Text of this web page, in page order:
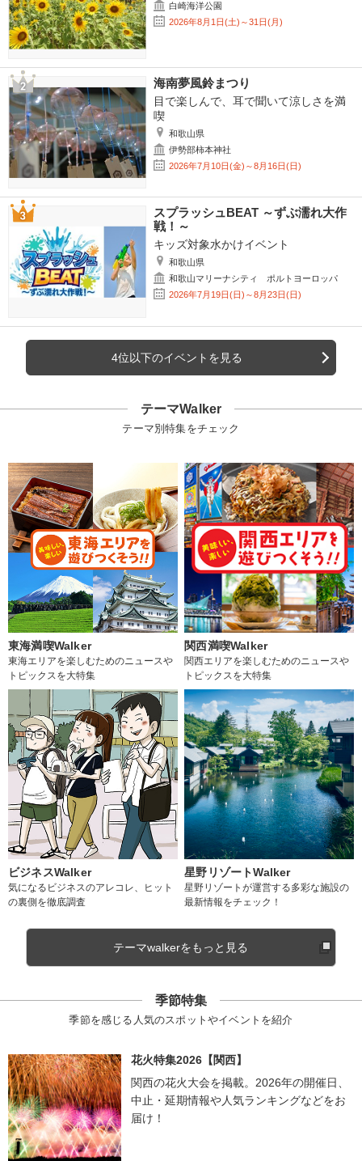
白崎海洋公園
2026年8月1日(土)～31日(月)
海南夢風鈴まつり
目で楽しんで、耳で聞いて涼しさを満
喫
和歌山県
伊勢部柿本神社
2026年7月10日(金)～8月16日(日)
スプラッシュBEAT ～ずぶ濡れ大作
戦！～
キッズ対象水かけイベント
和歌山県
和歌山マリーナシティ ポルトヨーロッパ
2026年7月19日(日)～8月23日(日)
4位以下のイベントを見る
テーマWalker
テーマ別特集をチェック
東海満喫Walker
東海エリアを楽しむためのニュースや
トピックスを大特集
関西満喫Walker
関西エリアを楽しむためのニュースや
トピックスを大特集
ビジネスWalker
気になるビジネスのアレコレ、ヒット
の裏側を徹底調査
星野リゾートWalker
星野リゾートが運営する多彩な施設の
最新情報をチェック！
テーマwalkerをもっと見る
季節特集
季節を感じる人気のスポットやイベントを紹介
花火特集2026【関西】
関西の花火大会を掲載。2026年の開催日、
中止・延期情報や人気ランキングなどをお
届け！